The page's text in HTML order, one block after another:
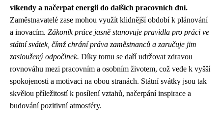
víkendy a načerpat energii do dalších pracovních dní.
Zaměstnavatelé zase mohou využít klidnější období k plánování
a inovacím. Zákoník práce jasně stanovuje pravidla pro práci ve
státní svátek, čímž chrání práva zaměstnanců a zaručuje jim
zasloužený odpočinek. Díky tomu se daří udržovat zdravou
rovnováhu mezi pracovním a osobním životem, což vede k vyšší
spokojenosti a motivaci na obou stranách. Státní svátky jsou tak
skvělou příležitostí k posílení vztahů, načerpání inspirace a
budování pozitivní atmosféry.